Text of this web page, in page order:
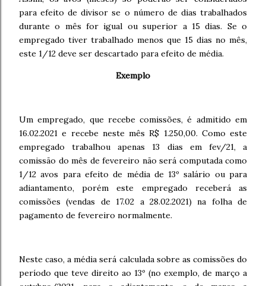
para efeito de divisor se o número de dias trabalhados
durante o mês for igual ou superior a 15 dias. Se o
empregado tiver trabalhado menos que 15 dias no mês,
este 1/12 deve ser descartado para efeito de média.
Exemplo
Um empregado, que recebe comissões, é admitido em
16.02.2021 e recebe neste mês R$ 1.250,00. Como este
empregado trabalhou apenas 13 dias em fev/21, a
comissão do mês de fevereiro não será computada como
1/12 avos para efeito de média de 13º salário ou para
adiantamento, porém este empregado receberá as
comissões (vendas de 17.02 a 28.02.2021) na folha de
pagamento de fevereiro normalmente.
Neste caso, a média será calculada sobre as comissões do
período que teve direito ao 13º (no exemplo, de março a